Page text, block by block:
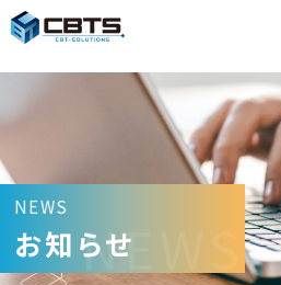
NEWS
お知らせNEWS